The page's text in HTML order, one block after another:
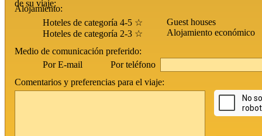
de su viaje:
Alojamiento:
Hoteles de categoría 4-5 ☆
Hoteles de categoría 2-3 ☆
Guest houses
Alojamiento económico
Medio de comunicación preferido:
Por E-mail
Por teléfono
Comentarios y preferencias para el viaje: